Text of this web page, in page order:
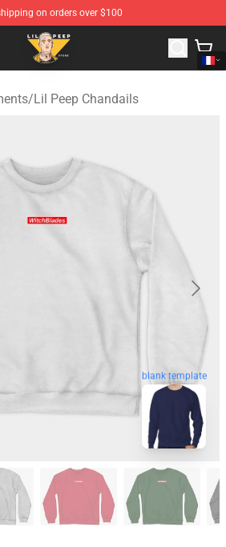
on orders over $100
Lil Peep Merchandise Shop
/Lil Peep Chandails
blank template